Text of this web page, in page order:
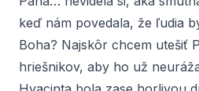
keď nám povedala, že ľudia
Boha? Najskôr chcem utešiť
hriešnikov, aby ho už